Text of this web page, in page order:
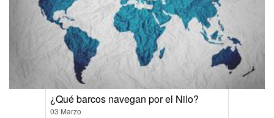
¿Qué barcos navegan por el Nilo?
03 Marzo